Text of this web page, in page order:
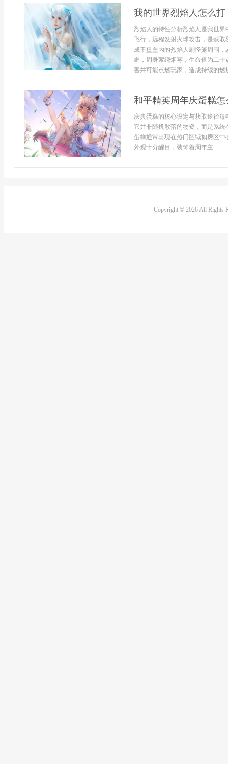
我的世界烈焰人怎么
烈焰人的特性分析烈焰人是我世
飞行，远程发射火球攻击，是获
成于堡垒内的烈焰人刷怪笼周围
眶，周身萦绕烟雾，生命值为二
害并可能点燃玩家，造成持续的燃
和平精英周年庆蛋糕
庆典蛋糕的核心设定与获取途径
它并非随机散落的物资，而是系
蛋糕通常出现在热门区域如房区
外观十分醒目，装饰着周年主...
Copyright © 2026 All Rights